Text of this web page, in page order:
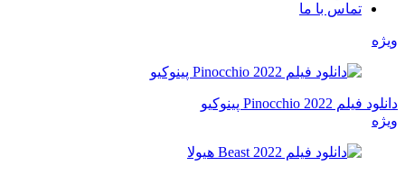
تماس با ما
ویژه
دانلود فیلم Pinocchio 2022 پینوکیو
ویژه